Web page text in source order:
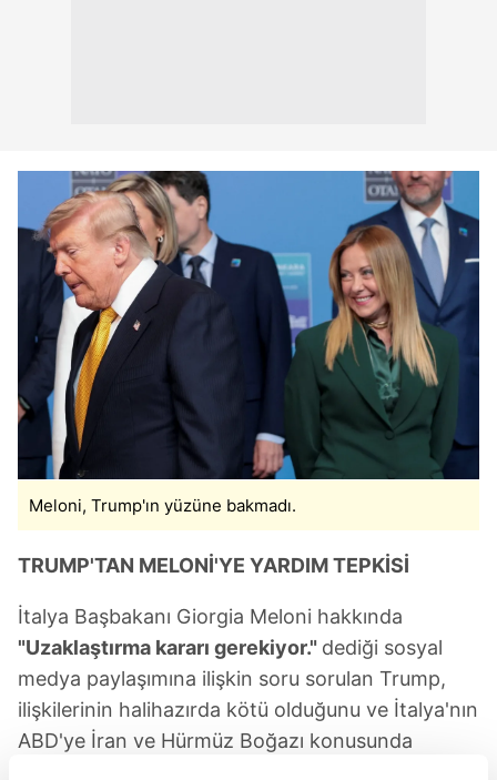
Meloni, Trump'ın yüzüne bakmadı.
TRUMP'TAN MELONİ'YE YARDIM TEPKİSİ
İtalya Başbakanı Giorgia Meloni hakkında
"Uzaklaştırma kararı gerekiyor." dediği sosyal
medya paylaşımına ilişkin soru sorulan Trump,
ilişkilerinin halihazırda kötü olduğunu ve İtalya'nın
ABD'ye İran ve Hürmüz Boğazı konusunda